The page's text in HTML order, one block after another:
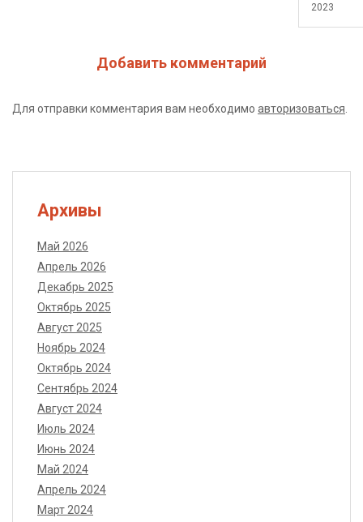
2023
Добавить комментарий
Для отправки комментария вам необходимо авторизоваться
Архивы
Май 2026
Апрель 2026
Декабрь 2025
Октябрь 2025
Август 2025
Ноябрь 2024
Октябрь 2024
Сентябрь 2024
Август 2024
Июль 2024
Июнь 2024
Май 2024
Апрель 2024
Март 2024